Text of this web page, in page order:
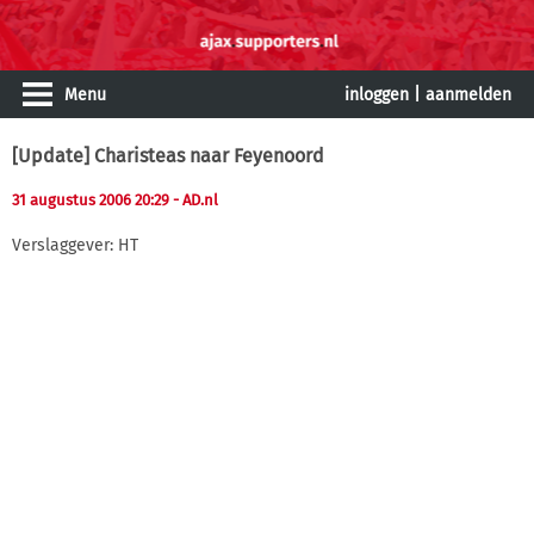
Menu inloggen aanmelden
[Update] Charisteas naar Feyenoord
31 augustus 2006 20:29 - AD.nl
Verslaggever: HT